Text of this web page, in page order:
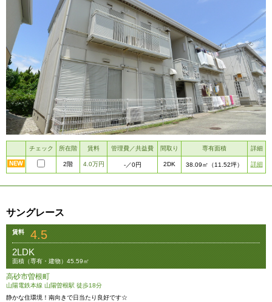
チェック 所在階 賃料 管理費／共益費 間取り 専有面積 詳細
2階 4.0万円 -／0円 2DK 38.09㎡ （11.52坪） 詳細
サングレース
賃料 4.5
2LDK
面積（専有・建物）45.59㎡
高砂市曽根町
山陽電鉄本線 山陽曽根駅 徒歩18分
静かな住環境！南向きで日当たり良好です☆